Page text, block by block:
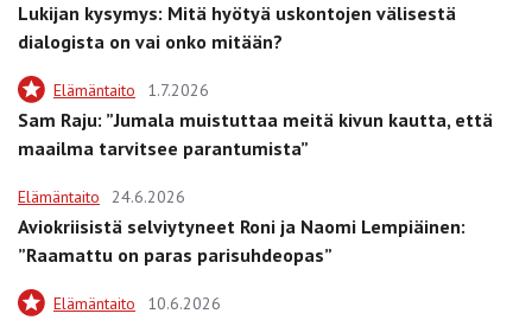
Lukijan kysymys: Mitä hyötyä uskontojen välisestä
dialogista on vai onko mitään?
Elämäntaito 1.7.2026
Sam Raju: ”Jumala muistuttaa meitä kivun kautta, että
maailma tarvitsee parantumista”
Elämäntaito 24.6.2026
Aviokriisistä selviytyneet Roni ja Naomi Lempiäinen:
”Raamattu on paras parisuhdeopas”
Elämäntaito 10.6.2026